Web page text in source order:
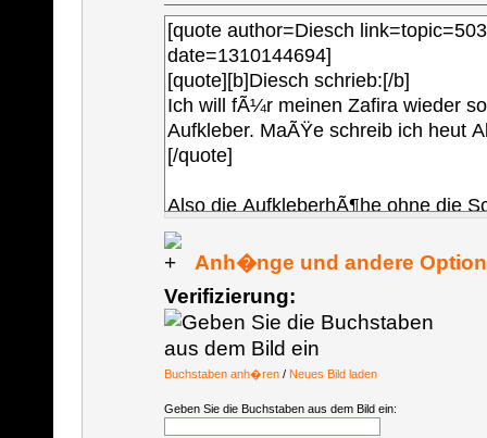
Anh�nge und andere
Verifizierung:
Buchstaben anh�ren/ Neues Bild laden
Geben Sie die Buchstaben aus dem Bild ein: